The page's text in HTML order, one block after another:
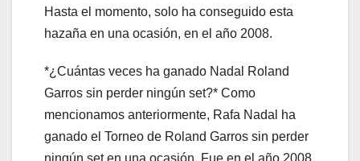
Hasta el momento, solo ha conseguido esta
hazaña en una ocasión, en el año 2008.
*¿Cuántas veces ha ganado Nadal Roland
Garros sin perder ningún set?* Como
mencionamos anteriormente, Rafa Nadal ha
ganado el Torneo de Roland Garros sin perder
ningún set en una ocasión. Fue en el año 2008,